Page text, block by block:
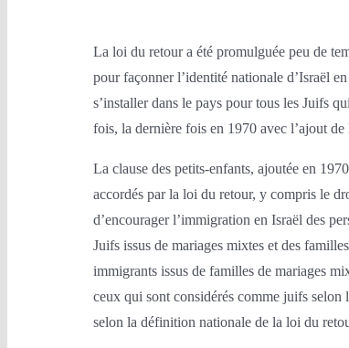
La loi du retour a été promulguée peu de
pour façonner l’identité nationale d’Israël
s’installer dans le pays pour tous les Juifs
fois, la dernière fois en 1970 avec l’ajout de
La clause des petits-enfants, ajoutée en
accordés par la loi du retour, y compris le
d’encourager l’immigration en Israël des
Juifs issus de mariages mixtes et des
immigrants issus de familles de mariages
ceux qui sont considérés comme juifs
selon la définition nationale de la loi du